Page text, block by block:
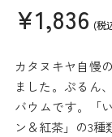
¥1,836 (税
カタヌキヤ自慢
ました。ぷるん
バウムです。「
ン＆紅茶」の3種